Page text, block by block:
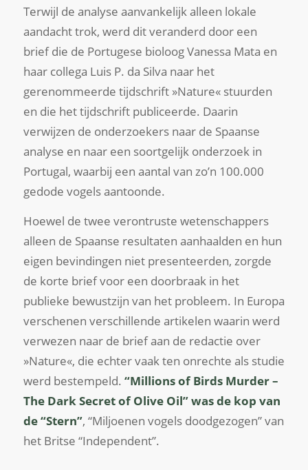
Terwijl de analyse aanvankelijk alleen lokale
aandacht trok, werd dit veranderd door een
brief die de Portugese bioloog Vanessa Mata en
haar collega Luis P. da Silva naar het
gerenommeerde tijdschrift »Nature« stuurden
en die het tijdschrift publiceerde. Daarin
verwijzen de onderzoekers naar de Spaanse
analyse en naar een soortgelijk onderzoek in
Portugal, waarbij een aantal van zo’n 100.000
gedode vogels aantoonde.
Hoewel de twee verontruste wetenschappers
alleen de Spaanse resultaten aanhaalden en hun
eigen bevindingen niet presenteerden, zorgde
de korte brief voor een doorbraak in het
publieke bewustzijn van het probleem. In Europa
verschenen verschillende artikelen waarin werd
verwezen naar de brief aan de redactie over
»Nature«, die echter vaak ten onrechte als studie
werd bestempeld. “Millions of Birds Murder –
The Dark Secret of Olive Oil” was de kop van
de “Stern”, “Miljoenen vogels doodgezogen” van
het Britse “Independent”.